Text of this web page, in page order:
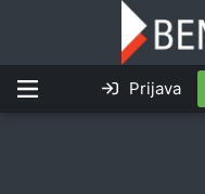
Prijava